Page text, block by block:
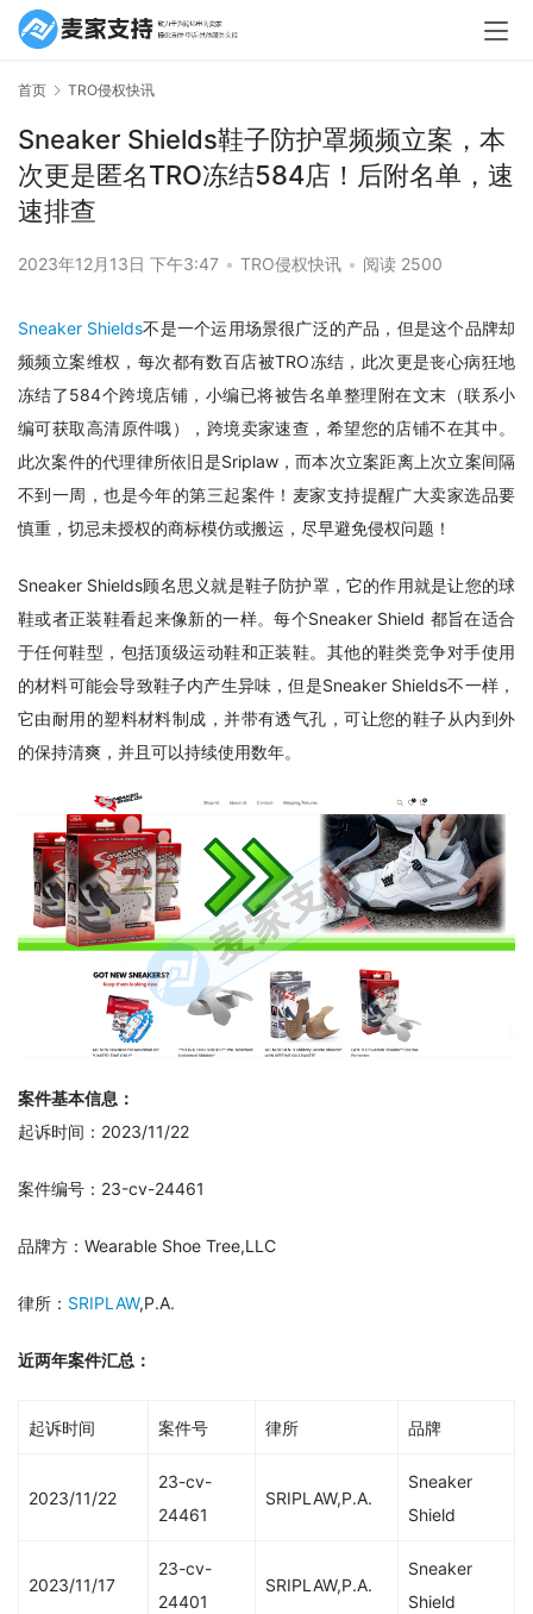
首页 TRO侵权快讯
Sneaker Shields鞋子防护罩频频立案，本
次更是匿名TRO冻结584店！后附名单，速
速排查
2023年12月13日 下午3:47 • TRO侵权快讯 • 阅读 2500
Sneaker Shields不是一个运用场景很广泛的产品，但是这个品牌却
频频立案维权，每次都有数百店被TRO冻结，此次更是丧心病狂地
冻结了584个跨境店铺，小编已将被告名单整理附在文末（联系小
编可获取高清原件哦），跨境卖家速查，希望您的店铺不在其中。
此次案件的代理律所依旧是Sriplaw，而本次立案距离上次立案间隔
不到一周，也是今年的第三起案件！麦家支持提醒广大卖家选品要
慎重，切忌未授权的商标模仿或搬运，尽早避免侵权问题！
Sneaker Shields顾名思义就是鞋子防护罩，它的作用就是让您的球
鞋或者正装鞋看起来像新的一样。每个Sneaker Shield 都旨在适合
于任何鞋型，包括顶级运动鞋和正装鞋。其他的鞋类竞争对手使用
的材料可能会导致鞋子内产生异味，但是Sneaker Shields不一样，
它由耐用的塑料材料制成，并带有透气孔，可让您的鞋子从内到外
的保持清爽，并且可以持续使用数年。
案件基本信息：
起诉时间：2023/11/22
案件编号：23-cv-24461
品牌方：Wearable Shoe Tree,LLC
律所： SRIPLAW,P.A.
近两年案件汇总：
起诉时间 案件号 律所 品牌
2023/11/22
23-cv-
24461
SRIPLAW,P.A.
Sneaker
Shield
2023/11/17
23-cv-
24401
SRIPLAW,P.A.
Sneaker
Shield